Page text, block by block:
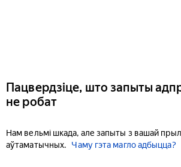
Пацвердзіце, што запыты
не робат
Нам вельмі шкада, але запыты з вашай
аўтаматычных.
Чаму гэта магло адбыцца?